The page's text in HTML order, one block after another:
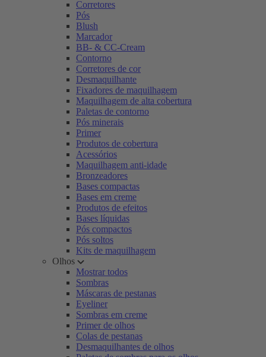
Corretores
Pós
Blush
Marcador
BB- & CC-Cream
Contorno
Corretores de cor
Desmaquilhante
Fixadores de maquilhagem
Maquilhagem de alta cobertura
Paletas de contorno
Pós minerais
Primer
Produtos de cobertura
Acessórios
Maquilhagem anti-idade
Bronzeadores
Bases compactas
Bases em creme
Produtos de efeitos
Bases líquidas
Pós compactos
Pós soltos
Kits de maquilhagem
Olhos
Mostrar todos
Sombras
Máscaras de pestanas
Eyeliner
Sombras em creme
Primer de olhos
Colas de pestanas
Desmaquilhantes de olhos